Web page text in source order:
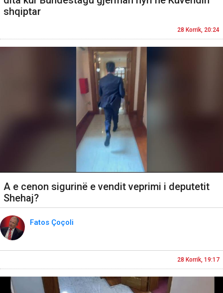
shqiptar
28 Korrik, 20:24
A e cenon sigurinë e vendit veprimi i deputetit
Shehaj?
Fatos Çoçoli
28 Korrik, 19:17